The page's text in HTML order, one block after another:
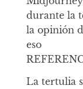
durante la
la opinión
eso
La tertulia